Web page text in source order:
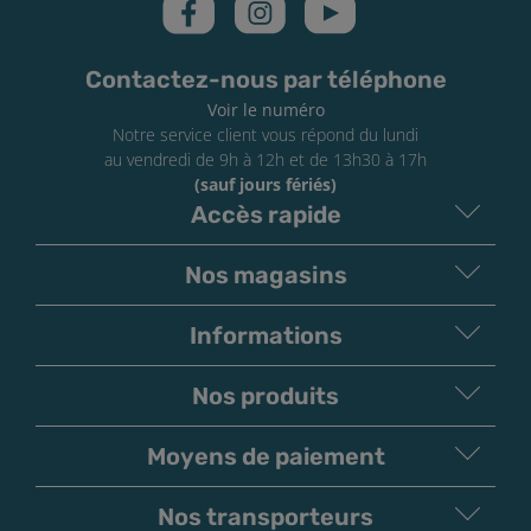
étiquetés selon les dispositions de l’article 48 du
règlement n°1272/2008, conformément à la
réglementation en vigueur.
3 mg/mL de nicotine : H312 Nocif par contact
cutané, catégorie 4
6 mg/mL et plus de nicotine : H311 Toxique par
contact cutané, catégorie 3
Vous pouvez retrouver ces informations sur le flacon,
l'emballage du e-liquide ou sous l'étiquette collée sur le
Contactez-nous par téléphone
Voir le numéro
Notre service client vous répond du lundi
au vendredi de 9h à 12h et de 13h30 à 17h
(sauf jours fériés)
Accès rapide
Nos magasins
Informations
Nos produits
Moyens de paiement
Nos transporteurs